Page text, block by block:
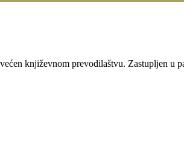
književnom prevodilaštvu. Zastupljen u